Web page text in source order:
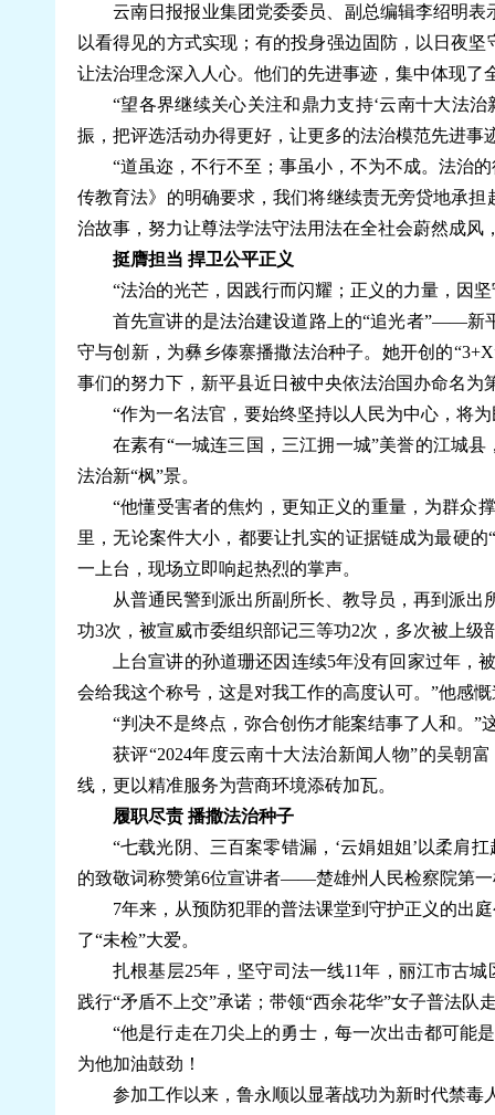
云南日报报业集团党委委员、副总编辑李绍明
以看得见的方式实现；有的投身强边固防，以日夜
让法治理念深入人心。他们的先进事迹，集中体现
“望各界继续关心关注和鼎力支持‘云南十大法
振，把评选活动办得更好，让更多的法治模范先进
“道虽迩，不行不至；事虽小，不为不成。法治
传教育法》的明确要求，我们将继续责无旁贷地承
治故事，努力让尊法学法守法用法在全社会蔚然成
挺膺担当 捍卫公平正义
“法治的光芒，因践行而闪耀；正义的力量，因
首先宣讲的是法治建设道路上的“追光者”——新
守与创新，为彝乡傣寨播撒法治种子。她开创的
事们的努力下，新平县近日被中央依法治国办命名
“作为一名法官，要始终坚持以人民为中心，将
在素有“一城连三国，三江拥一城”美誉的江城
法治新“枫”景。
“他懂受害者的焦灼，更知正义的重量，为群众
里，无论案件大小，都要让扎实的证据链成为最硬
一上台，现场立即响起热烈的掌声。
从普通民警到派出所副所长、教导员，再到派
功3次，被宣威市委组织部记三等功2次，多次被上级
上台宣讲的孙道珊还因连续5年没有回家过年
会给我这个称号，这是对我工作的高度认可。”他感
“判决不是终点，弥合创伤才能案结事了人和。
获评“2024年度云南十大法治新闻人物”的吴朝
线，更以精准服务为营商环境添砖加瓦。
履职尽责 播撒法治种子
“七载光阴、三百案零错漏，‘云娟姐姐’以柔肩
的致敬词称赞第6位宣讲者——楚雄州人民检察院第
7年来，从预防犯罪的普法课堂到守护正义的出
了“未检”大爱。
扎根基层25年，坚守司法一线11年，丽江市古
践行“矛盾不上交”承诺；带领“西余花华”女子普法
“他是行走在刀尖上的勇士，每一次出击都可能
为他加油鼓劲！
参加工作以来，鲁永顺以显著战功为新时代禁